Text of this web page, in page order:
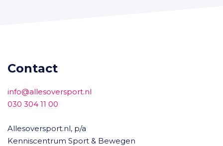
Contact
info@allesoversport.nl
030 304 11 00
Allesoversport.nl, p/a
Kenniscentrum Sport & Bewegen